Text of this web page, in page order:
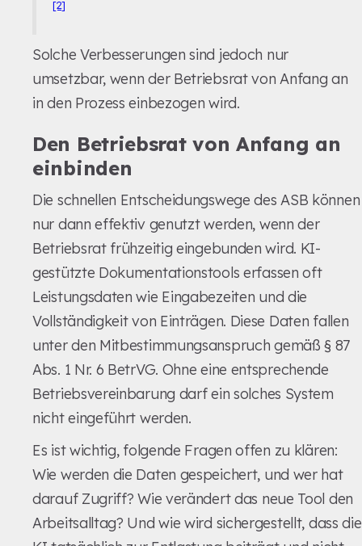
[2]
Solche Verbesserungen sind jedoch nur
umsetzbar, wenn der Betriebsrat von Anfang an
in den Prozess einbezogen wird.
Den Betriebsrat von Anfang an
einbinden
Die schnellen Entscheidungswege des ASB können
nur dann effektiv genutzt werden, wenn der
Betriebsrat frühzeitig eingebunden wird. KI-
gestützte Dokumentationstools erfassen oft
Leistungsdaten wie Eingabezeiten und die
Vollständigkeit von Einträgen. Diese Daten fallen
unter den Mitbestimmungsanspruch gemäß § 87
Abs. 1 Nr. 6 BetrVG. Ohne eine entsprechende
Betriebsvereinbarung darf ein solches System
nicht eingeführt werden.
Es ist wichtig, folgende Fragen offen zu klären:
Wie werden die Daten gespeichert, und wer hat
darauf Zugriff? Wie verändert das neue Tool den
Arbeitsalltag? Und wie wird sichergestellt, dass die